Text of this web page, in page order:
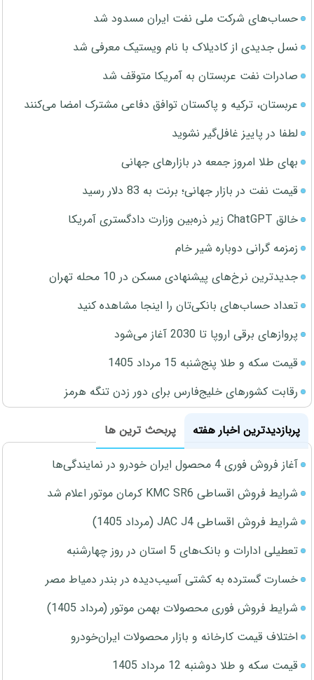
حساب‌های شرکت ملی نفت ایران مسدود شد
نسل جدیدی از کادیلاک با نام ویستیک معرفی شد
صادرات نفت عربستان به آمریکا متوقف شد
عربستان، ترکیه و پاکستان توافق دفاعی مشترک امضا می‌کنند
لطفا در پاییز غافل‌گیر نشوید
بهای طلا امروز جمعه در بازارهای جهانی
قیمت نفت در بازار جهانی؛ برنت به 83 دلار رسید
خالق ChatGPT زیر ذره‌بین وزارت دادگستری آمریکا
زمزمه گرانی دوباره شیر خام
جدیدترین نرخ‌های پیشنهادی مسکن در 10 محله تهران
تعداد حساب‌های بانکی‌تان را اینجا مشاهده کنید
پروازهای برقی اروپا تا 2030 آغاز می‌شود
قیمت سکه و طلا پنج‌شنبه 15 مرداد 1405
رقابت کشورهای خلیج‌فارس برای دور زدن تنگه هرمز
پربازدیدترین اخبار هفته
پربحث ترین ها
آغاز فروش فوری 4 محصول ایران خودرو در نمایندگی‌ها
شرایط فروش اقساطی KMC SR6 کرمان موتور اعلام شد
شرایط فروش اقساطی JAC J4 (مرداد 1405)
تعطیلی ادارات و بانک‌های 5 استان در روز چهارشنبه
خسارت گسترده به کشتی آسیب‌دیده در بندر دمیاط مصر
شرایط فروش فوری محصولات بهمن موتور (مرداد 1405)
اختلاف قیمت کارخانه و بازار محصولات ایران‌خودرو
قیمت سکه و طلا دوشنبه 12 مرداد 1405